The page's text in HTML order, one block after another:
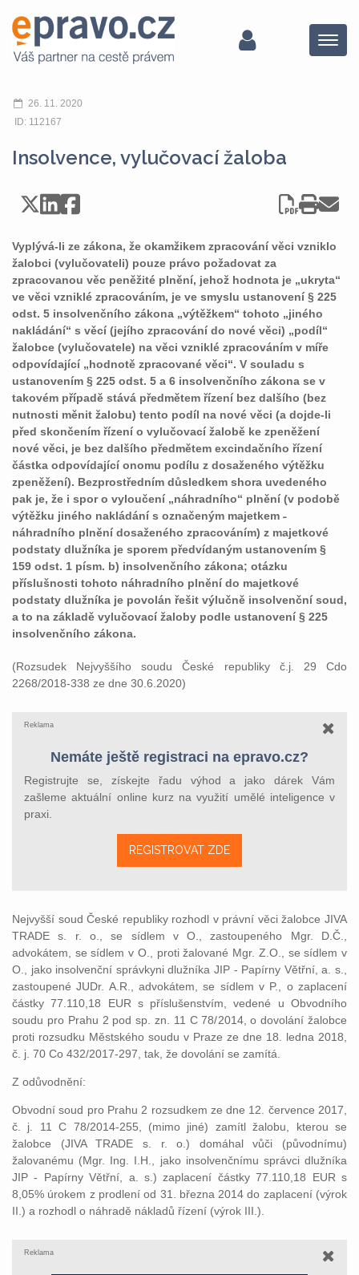
Menu
26. 11. 2020
ID: 112167
Insolvence, vylučovací žaloba
Vyplývá-li ze zákona, že okamžikem zpracování věci vzniklo
žalobci (vylučovateli) pouze právo požadovat za
zpracovanou věc peněžité plnění, jehož hodnota je „ukryta“
ve věci vzniklé zpracováním, je ve smyslu ustanovení § 225
odst. 5 insolvenčního zákona „výtěžkem“ tohoto „jiného
nakládání“ s věcí (jejího zpracování do nové věci) „podíl“
žalobce (vylučovatele) na věci vzniklé zpracováním v míře
odpovídající „hodnotě zpracované věci“. V souladu s
ustanovením § 225 odst. 5 a 6 insolvenčního zákona se v
takovém případě stává předmětem řízení bez dalšího (bez
nutnosti měnit žalobu) tento podíl na nové věci (a dojde-li
před skončením řízení o vylučovací žalobě ke zpeněžení
nové věci, je bez dalšího předmětem excindačního řízení
částka odpovídající onomu podílu z dosaženého výtěžku
zpeněžení). Bezprostředním důsledkem shora uvedeného
pak je, že i spor o vyloučení „náhradního“ plnění (v podobě
výtěžku jiného nakládání s označeným majetkem ˗
náhradního plnění dosaženého zpracováním) z majetkové
podstaty dlužníka je sporem předvídaným ustanovením §
159 odst. 1 písm. b) insolvenčního zákona; otázku
příslušnosti tohoto náhradního plnění do majetkové
podstaty dlužníka je povolán řešit výlučně insolvenční soud,
a to na základě vylučovací žaloby podle ustanovení § 225
insolvenčního zákona.
(Rozsudek Nejvyššího soudu České republiky č.j. 29 Cdo
2268/2018-338 ze dne 30.6.2020)
Reklama
Nemáte ještě registraci na epravo.cz?
Registrujte se, získejte řadu výhod a jako dárek Vám
zašleme aktuální online kurz na využití umělé inteligence v
praxi.
REGISTROVAT ZDE
Nejvyšší soud České republiky rozhodl v právní věci žalobce JIVA
TRADE s. r. o., se sídlem v O., zastoupeného Mgr. D.Č.,
advokátem, se sídlem v O., proti žalované Mgr. Z.O., se sídlem v
O., jako insolvenční správkyni dlužníka JIP - Papírny Větřní, a. s.,
zastoupené JUDr. A.R., advokátem, se sídlem v P., o zaplacení
částky 77.110,18 EUR s příslušenstvím, vedené u Obvodního
soudu pro Prahu 2 pod sp. zn. 11 C 78/2014, o dovolání žalobce
proti rozsudku Městského soudu v Praze ze dne 18. ledna 2018,
č. j. 70 Co 432/2017-297, tak, že dovolání se zamítá.
Z odůvodnění:
Obvodní soud pro Prahu 2 rozsudkem ze dne 12. července 2017,
č. j. 11 C 78/2014-255, (mimo jiné) zamítl žalobu, kterou se
žalobce (JIVA TRADE s. r. o.) domáhal vůči (původnímu)
žalovanému (Mgr. Ing. I.H., jako insolvenčnímu správci dlužníka
JIP - Papírny Větřní, a. s.) zaplacení částky 77.110,18 EUR s
8,05% úrokem z prodlení od 31. března 2014 do zaplacení (výrok
II.) a rozhodl o náhradě nákladů řízení (výrok III.).
Reklama